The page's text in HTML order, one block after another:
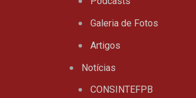
Galeria de Fotos
Artigos
Notícias
CONSINTEFPB